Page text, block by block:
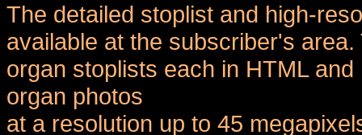
The detailed stoplist and high-
available at the subscriber's
organ stoplists each in HTML
organ photos
at a resolution up to 45